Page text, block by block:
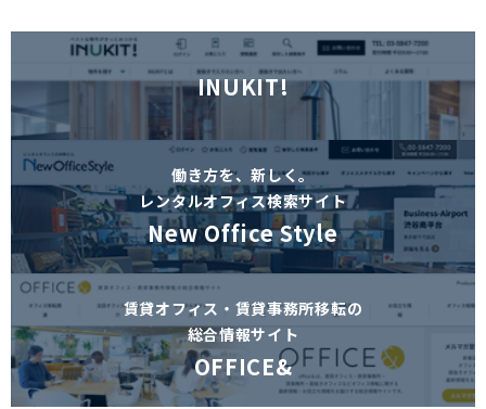
INUKIT!
働き方を、新しく。
レンタルオフィス検索サイト
New Office Style
賃貸オフィス・賃貸事務所移転の
総合情報サイト
OFFICE&